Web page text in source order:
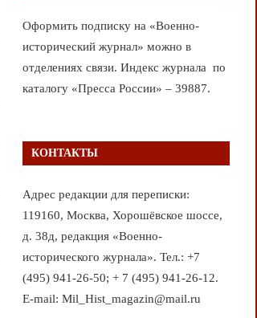
Оформить подписку на «Военно-
исторический журнал» можно в
отделениях связи. Индекс журнала по
каталогу «Пресса России» – 39887.
КОНТАКТЫ
Адрес редакции для переписки:
119160, Москва, Хорошёвское шоссе,
д. 38д, редакция «Военно-
исторического журнала». Тел.: +7
(495) 941-26-50; + 7 (495) 941-26-12.
E-mail: Mil_Hist_magazin@mail.ru